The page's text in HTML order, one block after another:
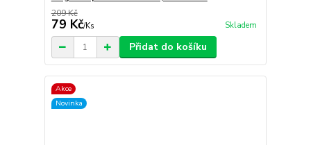
209 Kč
79 Kč/Ks Skladem
Přidat do košíku
Akce
Novinka